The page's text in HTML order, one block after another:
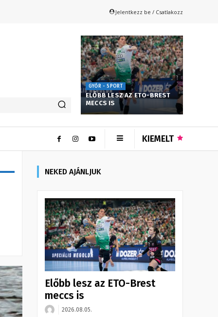
Jelentkezz be / Csatlakozz
GYŐR - SPORT
ELŐBB LESZ AZ ETO-BREST
MECCS IS
KIEMELT
NEKED AJÁNLJUK
Előbb lesz az ETO-Brest
meccs is
2026.08.05.